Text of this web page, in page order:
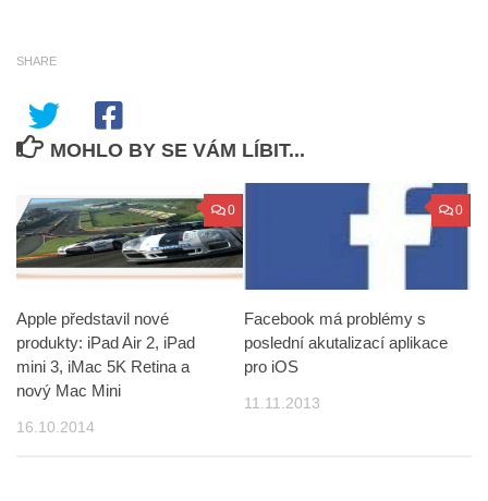
SHARE
MOHLO BY SE VÁM LÍBIT...
0
Apple představil nové
produkty: iPad Air 2, iPad
mini 3, iMac 5K Retina a
nový Mac Mini
16.10.2014
0
Facebook má problémy s
poslední akutalizací aplikace
pro iOS
11.11.2013